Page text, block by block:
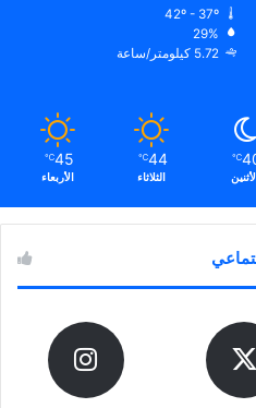
29%
5.72 كيلومتر/ساعة
℃
44
℃
الثلاثاء
45
℃
الأربعاء